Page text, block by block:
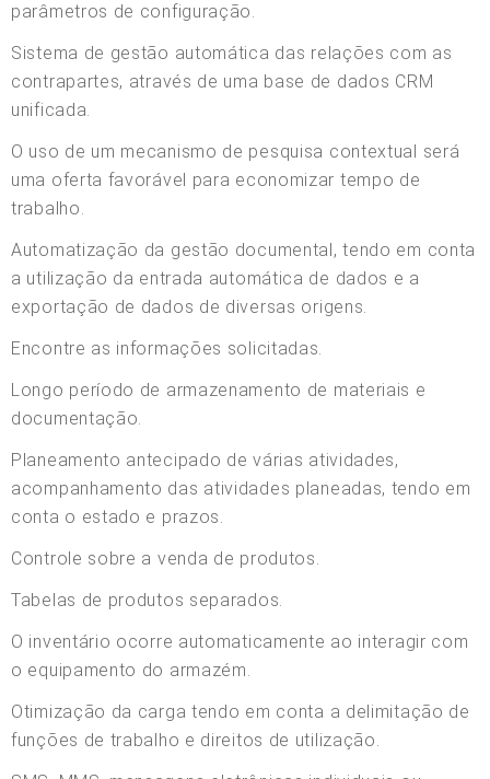
parâmetros de configuração.
Sistema de gestão automática das relações com as
contrapartes, através de uma base de dados CRM
unificada.
O uso de um mecanismo de pesquisa contextual será
uma oferta favorável para economizar tempo de
trabalho.
Automatização da gestão documental, tendo em conta
a utilização da entrada automática de dados e a
exportação de dados de diversas origens.
Encontre as informações solicitadas.
Longo período de armazenamento de materiais e
documentação.
Planeamento antecipado de várias atividades,
acompanhamento das atividades planeadas, tendo em
conta o estado e prazos.
Controle sobre a venda de produtos.
Tabelas de produtos separados.
O inventário ocorre automaticamente ao interagir com
o equipamento do armazém.
Otimização da carga tendo em conta a delimitação de
funções de trabalho e direitos de utilização.